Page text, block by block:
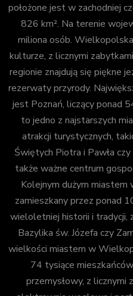
położone jest w zachodniej
826 km². Na terenie
miliona osób.
kulturze, z licznymi
regionie znajdują się piękne
rezerwaty przyrody.
jest Poznań, liczący ponad
to jedno z najstarszych
atrakcji turystycznych,
Świętych Piotra i Pawła
także ważne centrum
Kolejnym dużym
zamieszkany przez ponad
wieloletniej historii i tradycji,
Bazylika św. Józefa czy
wielkości miastem w
74 tysiące
przemysłowy, z licznymi